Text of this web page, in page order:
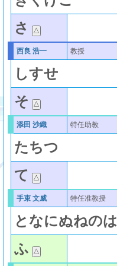
さ
西良 浩一 教授
しすせ
そ
添田 沙織 特任助教
たちつ
て
手束 文威 特任准教授
と なにぬねのは
ふ